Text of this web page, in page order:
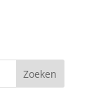
Zoeken